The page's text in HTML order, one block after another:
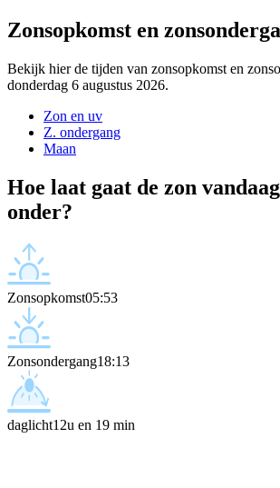
Zonsopkomst en
Bekijk hier de tijden van zonsopkomst en
donderdag 6 augustus 2026.
Zon en uv
Z. ondergang
Maan
Hoe laat gaat de zon
onder?
Zonsopkomst05:53
Zonsondergang18:13
daglicht12u en 19 min